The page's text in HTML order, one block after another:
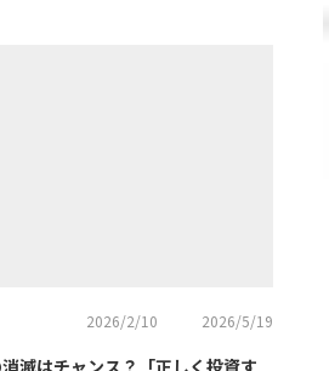
2026/2/10 2026/5/19